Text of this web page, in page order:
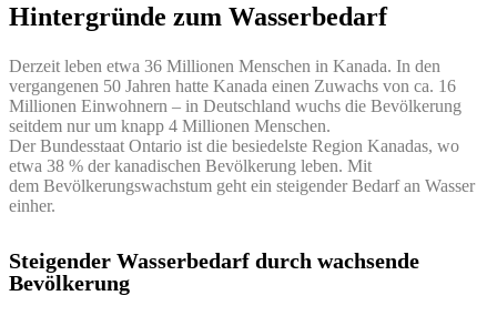
Hintergründe zum Wasserbedarf
Derzeit leben etwa 36 Millionen Menschen in Kanada. In den
vergangenen 50 Jahren hatte Kanada einen Zuwachs von ca. 16
Millionen Einwohnern – in Deutschland wuchs die Bevölkerung
seitdem nur um knapp 4 Millionen Menschen.
Der Bundesstaat Ontario ist die besiedelste Region Kanadas, wo
etwa 38 % der kanadischen Bevölkerung leben. Mit
dem Bevölkerungswachstum geht ein steigender Bedarf an Wasser
einher.
Steigender Wasserbedarf durch wachsende
Bevölkerung